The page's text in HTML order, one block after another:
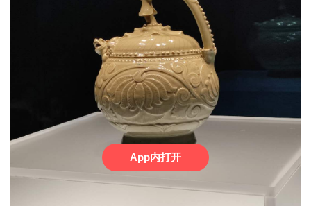
App内打开